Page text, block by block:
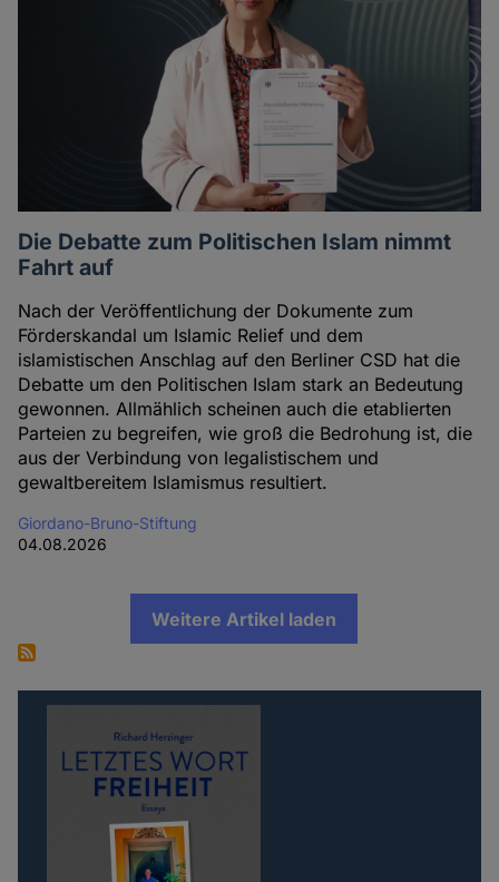
Die Debatte zum Politischen Islam nimmt
Fahrt auf
Nach der Veröffentlichung der Dokumente zum
Förderskandal um Islamic Relief und dem
islamistischen Anschlag auf den Berliner CSD hat die
Debatte um den Politischen Islam stark an Bedeutung
gewonnen. Allmählich scheinen auch die etablierten
Parteien zu begreifen, wie groß die Bedrohung ist, die
aus der Verbindung von legalistischem und
gewaltbereitem Islamismus resultiert.
Giordano-Bruno-Stiftung
04.08.2026
Weitere Artikel laden